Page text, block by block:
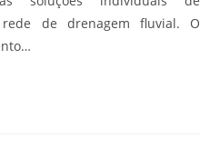
de drenagem fluvial. O